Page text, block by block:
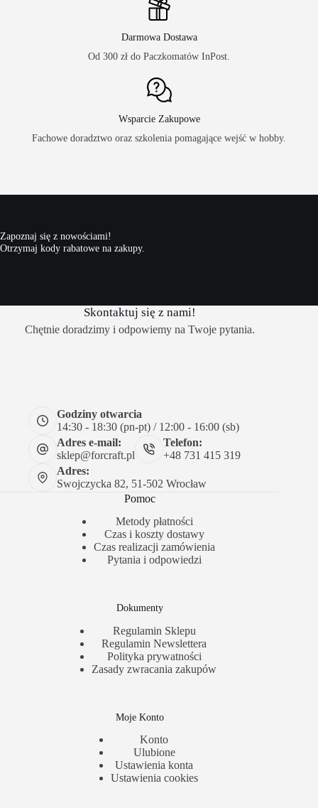
Darmowa Dostawa
Od 300 zł do Paczkomatów InPost.
Wsparcie Zakupowe
Fachowe doradztwo oraz szkolenia pomagające wejść w hobby.
Zapoznaj się z nowościami!
Otrzymaj kody rabatowe na zakupy.
Skontaktuj się z nami!
Chętnie doradzimy i odpowiemy na Twoje pytania.
Godziny otwarcia
14:30 - 18:30 (pn-pt) / 12:00 - 16:00 (sb)
Adres e-mail:
sklep@forcraft.pl
Telefon:
+48 731 415 319
Adres:
Swojczycka 82, 51-502 Wrocław
Pomoc
Metody płatności
Czas i koszty dostawy
Czas realizacji zamówienia
Pytania i odpowiedzi
Dokumenty
Regulamin Sklepu
Regulamin Newslettera
Polityka prywatności
Zasady zwracania zakupów
Moje Konto
Konto
Ulubione
Ustawienia konta
Ustawienia cookies